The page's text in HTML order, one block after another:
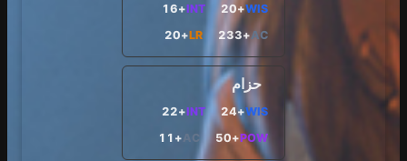
WIS
+20
INT
+16
AC
+233
LR
+20
حزام
WIS
+24
INT
+22
POW
+50
AC
+11